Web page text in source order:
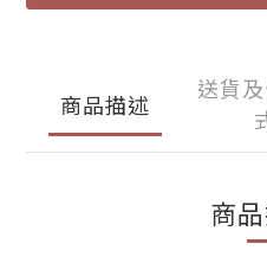
商品描述
送貨
商